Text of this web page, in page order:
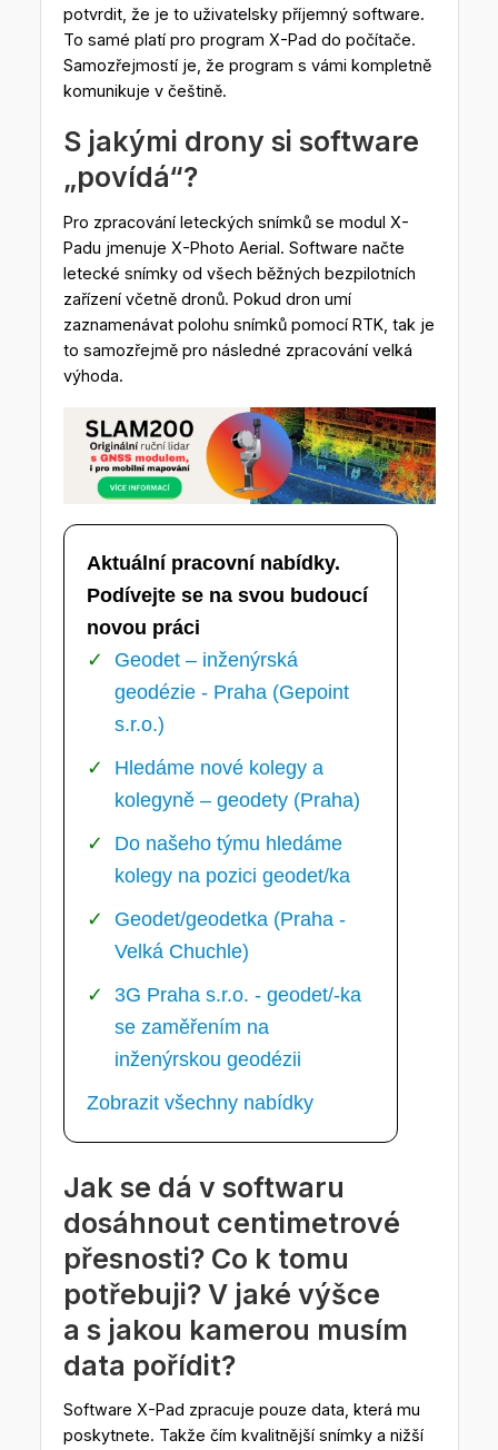
potvrdit, že je to uživatelsky příjemný software.
To samé platí pro program X-Pad do počítače.
Samozřejmostí je, že program s vámi kompletně
komunikuje v češtině.
S jakými drony si software
„povídá“?
Pro zpracování leteckých snímků se modul X-
Padu jmenuje X-Photo Aerial. Software načte
letecké snímky od všech běžných bezpilotních
zařízení včetně dronů. Pokud dron umí
zaznamenávat polohu snímků pomocí RTK, tak je
to samozřejmě pro následné zpracování velká
výhoda.
Aktuální pracovní nabídky.
Podívejte se na svou budoucí
novou práci
Geodet – inženýrská
geodézie - Praha (Gepoint
s.r.o.)
Hledáme nové kolegy a
kolegyně – geodety (Praha)
Do našeho týmu hledáme
kolegy na pozici geodet/ka
Geodet/geodetka (Praha -
Velká Chuchle)
3G Praha s.r.o. - geodet/-ka
se zaměřením na
inženýrskou geodézii
Zobrazit všechny nabídky
Jak se dá v softwaru
dosáhnout centimetrové
přesnosti? Co k tomu
potřebuji? V jaké výšce
a s jakou kamerou musím
data pořídit?
Software X-Pad zpracuje pouze data, která mu
poskytnete. Takže čím kvalitnější snímky a nižší